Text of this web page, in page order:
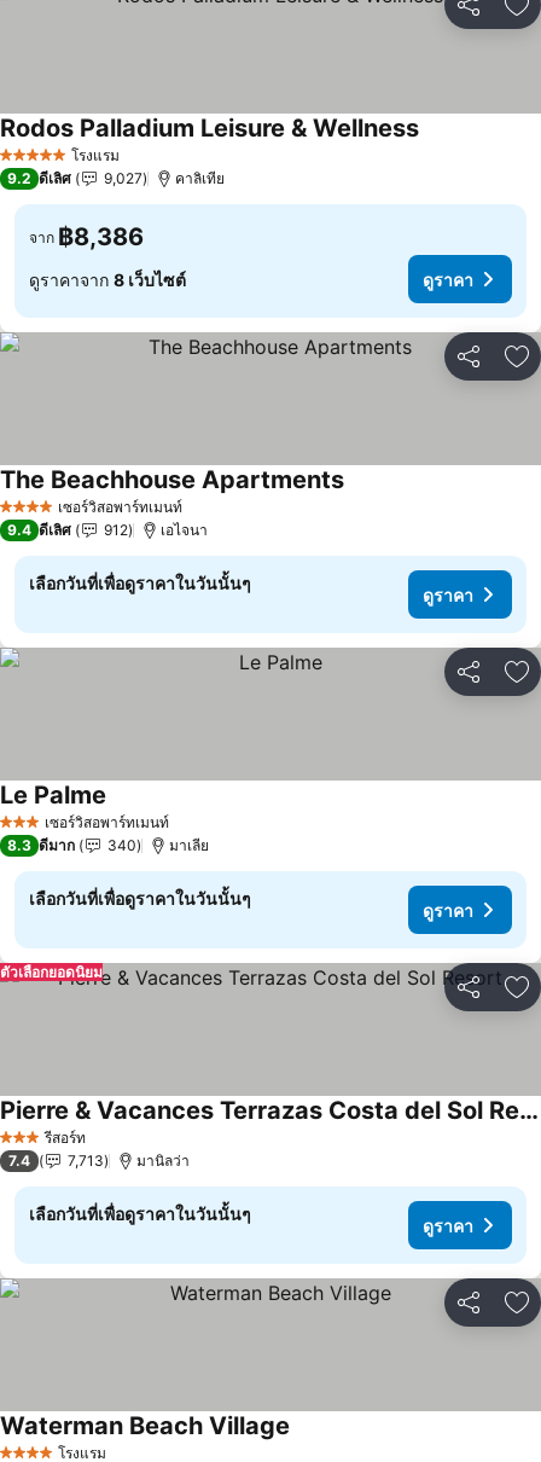
แชร์ เ
5 ดาว โรงแรม
Rodos Palladium Leisure & Wellness
9.2 ดีเลิศ 9,027 คาลิเทีย
จาก ฿8,386
ดูราคาจาก 8 เว็บไซต์ ดูราคา
แชร์ เ
4 ดาว เซอร์วิสอพาร์ทเมนท์
The Beachhouse Apartments
9.4 ดีเลิศ 912 เอไจนา
เลือกวันที่เพื่อดูราคาในวันนั้นๆ
ดูราคา
แชร์ เ
3 ดาว เซอร์วิสอพาร์ทเมนท์
Le Palme
8.3 ดีมาก 340 มาเลีย
เลือกวันที่เพื่อดูราคาในวันนั้นๆ
ดูราคา
แชร์ เ
ตัวเลือกยอดนิยม
3 ดาว รีสอร์ท
Pierre & Vacances Terrazas Costa del Sol Resort
7.4 7,713 มานิลว่า
เลือกวันที่เพื่อดูราคาในวันนั้นๆ
ดูราคา
แชร์ เ
โรงแรม
Waterman Beach Village